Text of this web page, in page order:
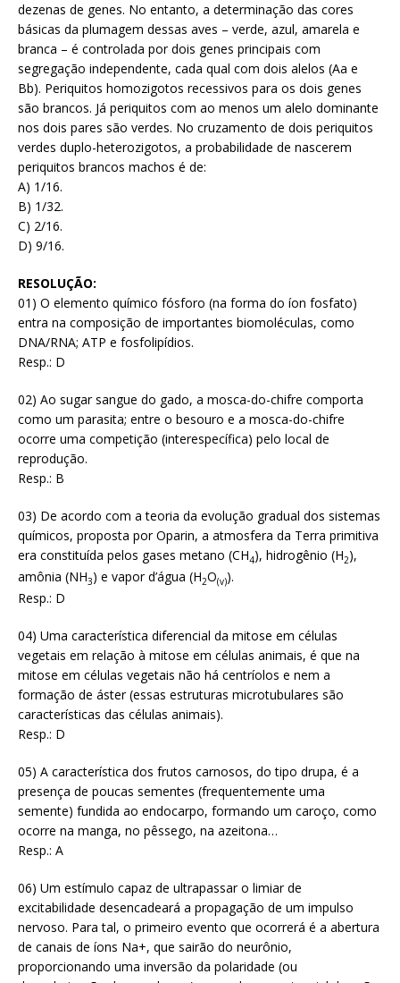
dezenas de genes. No entanto, a determinação das cores
básicas da plumagem dessas aves – verde, azul, amarela e
branca – é controlada por dois genes principais com
segregação independente, cada qual com dois alelos (Aa e
Bb). Periquitos homozigotos recessivos para os dois genes
são brancos. Já periquitos com ao menos um alelo dominante
nos dois pares são verdes. No cruzamento de dois periquitos
verdes duplo-heterozigotos, a probabilidade de nascerem
periquitos brancos machos é de:
A) 1/16.
B) 1/32.
C) 2/16.
D) 9/16.
RESOLUÇÃO:
01) O elemento químico fósforo (na forma do íon fosfato)
entra na composição de importantes biomoléculas, como
DNA/RNA; ATP e fosfolipídios.
Resp.: D
02) Ao sugar sangue do gado, a mosca-do-chifre comporta
como um parasita; entre o besouro e a mosca-do-chifre
ocorre uma competição (interespecífica) pelo local de
reprodução.
Resp.: B
03) De acordo com a teoria da evolução gradual dos sistemas
químicos, proposta por Oparin, a atmosfera da Terra primitiva
era constituída pelos gases metano (CH4), hidrogênio (H2),
amônia (NH3) e vapor d’água (H2O(v)).
Resp.: D
04) Uma característica diferencial da mitose em células
vegetais em relação à mitose em células animais, é que na
mitose em células vegetais não há centríolos e nem a
formação de áster (essas estruturas microtubulares são
características das células animais).
Resp.: D
05) A característica dos frutos carnosos, do tipo drupa, é a
presença de poucas sementes (frequentemente uma
semente) fundida ao endocarpo, formando um caroço, como
ocorre na manga, no pêssego, na azeitona…
Resp.: A
06) Um estímulo capaz de ultrapassar o limiar de
excitabilidade desencadeará a propagação de um impulso
nervoso. Para tal, o primeiro evento que ocorrerá é a abertura
de canais de íons Na+, que sairão do neurônio,
proporcionando uma inversão da polaridade (ou